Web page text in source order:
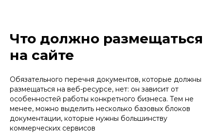
Что должно размещаться
на сайте
Обязательного перечня документов, которые должны
размещаться на веб-ресурсе, нет: он зависит от
особенностей работы конкретного бизнеса. Тем не
менее, можно выделить несколько базовых блоков
документации, которые нужны большинству
коммерческих сервисов